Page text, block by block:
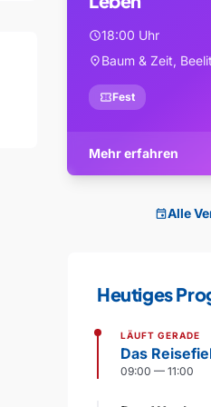
schedule18:00 Uhr
location_onBaum & Zeit,
confirmation_numberFest
Mehr erfahren
eventAlle
Heutiges
LÄUFT GERADE
Das
09:00 — 11:00